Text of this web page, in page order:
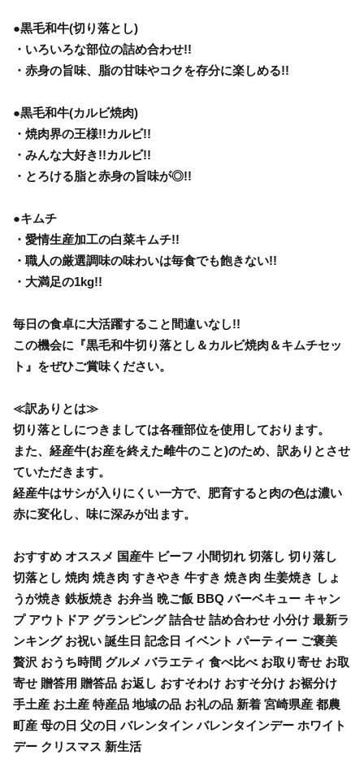
●黒毛和牛(切り落とし)
・いろいろな部位の詰め合わせ!!
・赤身の旨味、脂の甘味やコクを存分に楽しめる!!
●黒毛和牛(カルビ焼肉)
・焼肉界の王様!!カルビ!!
・みんな大好き!!カルビ!!
・とろける脂と赤身の旨味が◎!!
●キムチ
・愛情生産加工の白菜キムチ!!
・職人の厳選調味の味わいは毎食でも飽きない!!
・大満足の1kg!!
毎日の食卓に大活躍すること間違いなし!!
この機会に『黒毛和牛切り落とし＆カルビ焼肉＆キムチセッ
ト』をぜひご賞味ください。
≪訳ありとは≫
切り落としにつきましては各種部位を使用しております。
また、経産牛(お産を終えた雌牛のこと)のため、訳ありとさせ
ていただきます。
経産牛はサシが入りにくい一方で、肥育すると肉の色は濃い
赤に変化し、味に深みが出ます。
おすすめ オススメ 国産牛 ビーフ 小間切れ 切落し 切り落し
切落とし 焼肉 焼き肉 すきやき 牛すき 焼き肉 生姜焼き しょ
うが焼き 鉄板焼き お弁当 晩ご飯 BBQ バーベキュー キャン
プ アウトドア グランピング 詰合せ 詰め合わせ 小分け 最新ラ
ンキング お祝い 誕生日 記念日 イベント パーティー ご褒美
贅沢 おうち時間 グルメ バラエティ 食べ比べ お取り寄せ お取
寄せ 贈答用 贈答品 お返し おすそわけ おすそ分け お裾分け
手土産 お土産 特産品 地域の品 お礼の品 新着 宮崎県産 都農
町産 母の日 父の日 バレンタイン バレンタインデー ホワイト
デー クリスマス 新生活